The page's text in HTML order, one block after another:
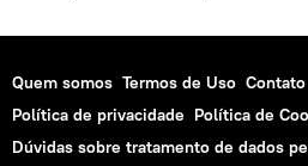
Quem somos Termos de Uso Contato
Política de privacidade Política de
Dúvidas sobre tratamento de dados